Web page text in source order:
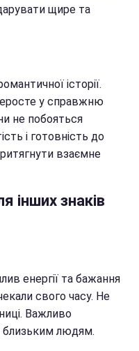
щире та
історії.
у справжню
не побояться
і готовність до
взаємне
інших знаків
енергії та бажання
свого часу. Не
Важливо
близьким людям.